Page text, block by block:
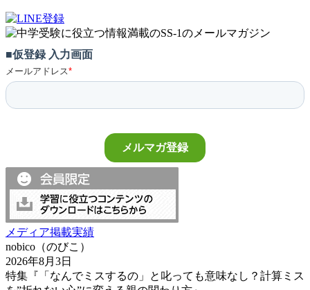
メディア掲載実績
nobico（のびこ）
2026年8月3日
特集『「なんでミスするの」と叱っても意味なし？計算ミス